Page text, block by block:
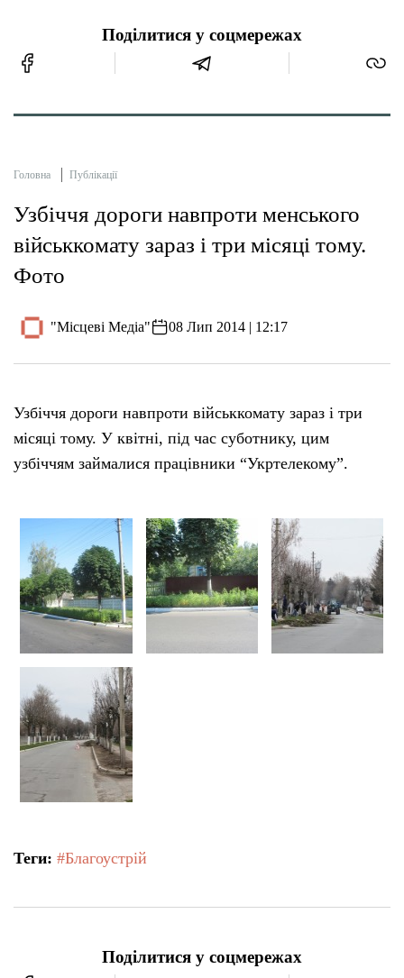
Поділитися у соцмережах
Головна Публікації
Узбіччя дороги навпроти менського
військкомату зараз і три місяці тому.
Фото
"Місцеві Медіа" 08 Лип 2014 | 12:17
Узбіччя дороги навпроти військкомату зараз і три
місяці тому. У квітні, під час суботнику, цим
узбіччям займалися працівники “Укртелекому”.
Теги: #Благоустрій
Поділитися у соцмережах